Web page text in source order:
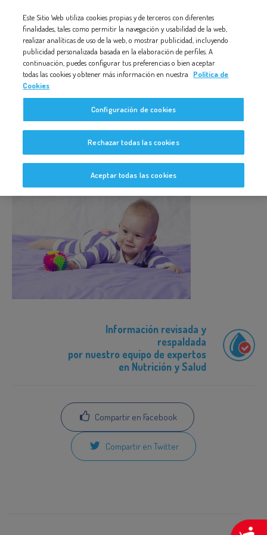
accesibilidad.
EJERCICIO-Y-ESTIMULACION-TEMPRANA-1
Ejercicio-y-estimulacion-
temprana-1
Información revisada y
respaldada
por nuestro equipo de expertos
en Nutrición y Salud
Compartir en Facebook
Compartir en Twitter
Este Sitio Web utiliza cookies propias y de terceros con diferentes
finalidades, tales como permitir la navegación y usabilidad de la web,
realizar analíticas de uso de la web, o mostrar publicidad, incluyendo
publicidad personalizada basada en la elaboración de perfiles. A
continuación, puedes configurar tus preferencias o bien aceptar
todas las cookies y obtener más información en nuestra
Política de
Cookies
Configuración de cookies
Rechazar todas las cookies
Aceptar todas las cookies